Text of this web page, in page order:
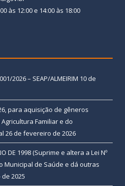
às 12:00 e 14:00 às 18:00
2026 – SEAP/ALMEIRIM 10 de
para aquisição de gêneros
Familiar e do
26 de fevereiro de 2026
DE 1998 (Suprime e altera a Lei Nº
Municipal de Saúde e dá outras
2025